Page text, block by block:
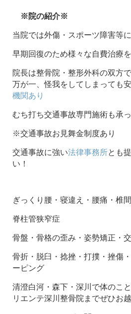
※院の紹介※
当院では外傷・スポーツ障害等
早期回復のため様々な自費治療
院長は整骨院・整形外科の双方
万が一、怪我をしてしまっても
機関あり
むち打ち交通事故専門施術も承
※交通事故お見舞金制度あり
交通事故に強い法律事務所とも
い！
ぎっくり腰・寝違え・腰痛・椎
脊柱管狭窄症
骨盤・骨格の歪み・姿勢矯正・
骨折・脱臼・捻挫・打撲・挫傷
ーピング
清澄白河・森下・深川で体のこ
リエンテ深川整骨院までぜひお